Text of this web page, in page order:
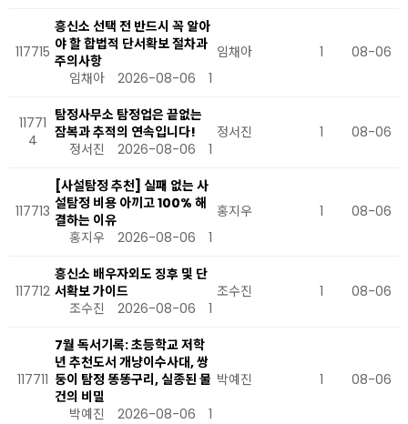
117715
흥신소 선택 전 반드시 꼭 알아
야 할 합법적 단서확보 절차과
주의사항
임채아
2026-08-06 1
임채아 1 08-06
11771
4
탐정사무소 탐정업은 끝없는
잠복과 추적의 연속입니다!
정서진
2026-08-06 1
정서진 1 08-06
117713
[사설탐정 추천] 실패 없는 사
설탐정 비용 아끼고 100% 해
결하는 이유
홍지우
2026-08-06 1
홍지우 1 08-06
117712
흥신소 배우자외도 징후 및 단
서확보 가이드
조수진
2026-08-06 1
조수진 1 08-06
117711
7월 독서기록: 초등학교 저학
년 추천도서 개냥이수사대, 쌍
둥이 탐정 똥똥구리, 실종된 물
건의 비밀
박예진
2026-08-06 1
박예진 1 08-06